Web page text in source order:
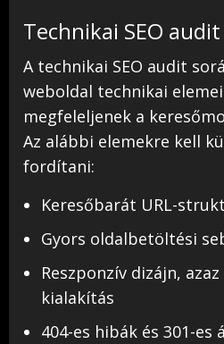
Technikai SEO audit
A technikai SEO audit
weboldal technikai
megfeleljenek a
Az alábbi elemekre kell
fordítani:
Keresőbarát URL-
Gyors oldalbetöltési
Reszponzív dizájn,
kialakítás
404-es hibák és 301-